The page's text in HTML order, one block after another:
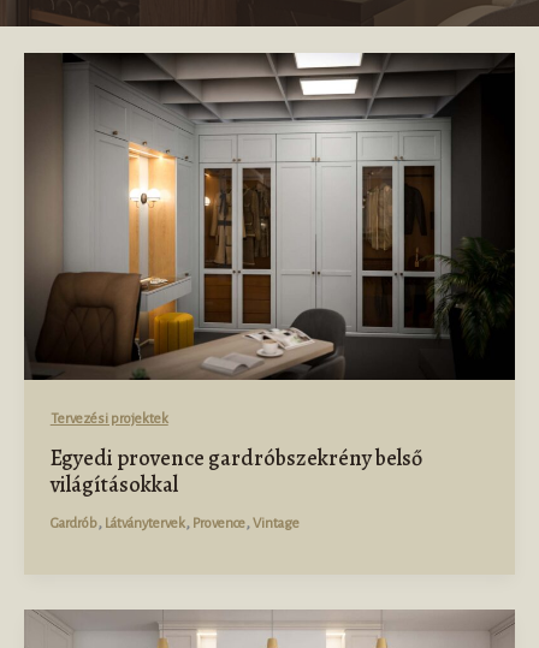
Tervezési projektek
Egyedi provence gardróbszekrény belső
világításokkal
Gardrób, Látványtervek, Provence, Vintage